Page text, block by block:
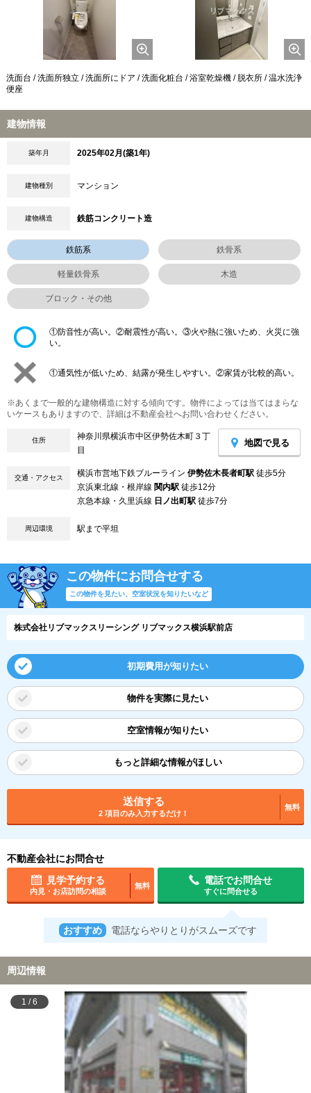
洗面台 / 洗面所独立 / 洗面所にドア / 洗面化粧台 / 浴室乾燥機 / 脱衣所 / 温水洗浄
便座
建物情報
築年月 2025年02月(築1年)
建物種別 マンション
建物構造 鉄筋コンクリート造
鉄筋系 鉄骨系
軽量鉄骨系 木造
ブロック・その他
①防音性が高い。②耐震性が高い。③火や熱に強いため、火災に強
い。
①通気性が低いため、結露が発生しやすい。②家賃が比較的高い。
※あくまで一般的な建物構造に対する傾向です。物件によっては当てはまらな
いケースもありますので、詳細は不動産会社へお問い合わせください。
住所
神奈川県横浜市中区伊勢佐木町３丁
目
地図で見る
交通・アクセス 横浜市営地下鉄ブルーライン 伊勢佐木長者町駅 徒歩5分
京浜東北線・根岸線 関内駅 徒歩12分
京急本線・久里浜線 日ノ出町駅 徒歩7分
周辺環境 駅まで平坦
この物件にお問合せする
この物件を見たい、空室状況を知りたいなど
株式会社リブマックスリーシング リブマックス横浜駅前店
初期費用が知りたい
物件を実際に見たい
空室情報が知りたい
もっと詳細な情報がほしい
送信する
2 項目のみ入力するだけ！
無料
不動産会社にお問合せ
見学予約する
内見・お店訪問の相談
無料
電話でお問合せ
すぐに問合せる
おすすめ 電話ならやりとりがスムーズです
周辺情報
1 /6